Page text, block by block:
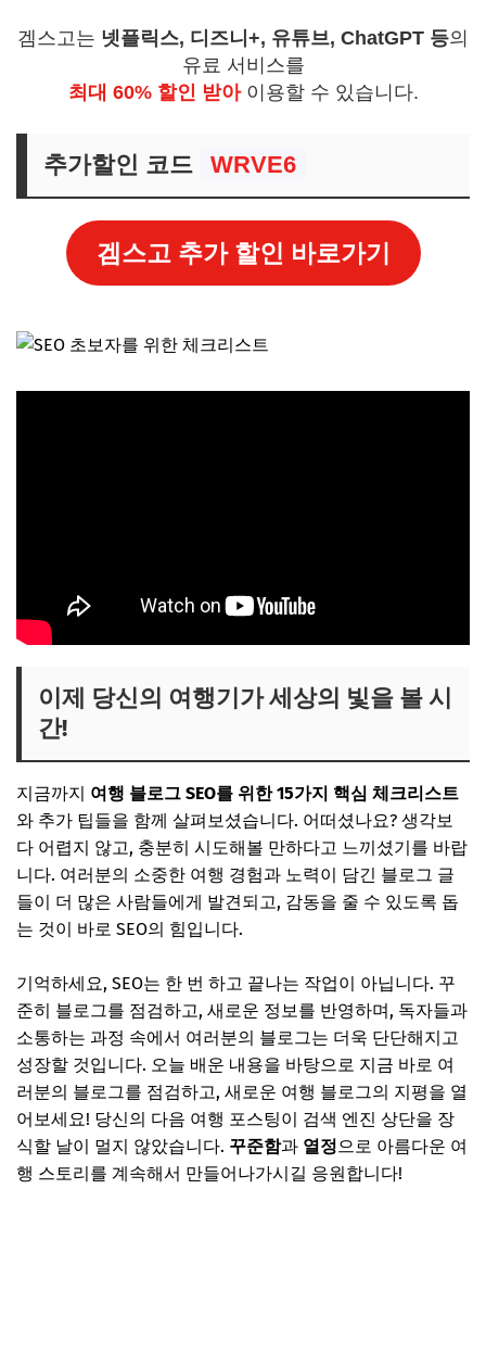
겜스고는 넷플릭스, 디즈니+, 유튜브, ChatGPT 등의
유료 서비스를
최대 60% 할인 받아이용할 수 있습니다.
추가할인 코드 WRVE6
겜스고 추가 할인 바로가기
이제 당신의 여행기가 세상의 빛을 볼 시
간!
지금까지 여행 블로그 SEO를 위한 15가지 핵심 체크리스트
와 추가 팁들을 함께 살펴보셨습니다. 어떠셨나요? 생각보
다 어렵지 않고, 충분히 시도해볼 만하다고 느끼셨기를 바랍
니다. 여러분의 소중한 여행 경험과 노력이 담긴 블로그 글
들이 더 많은 사람들에게 발견되고, 감동을 줄 수 있도록 돕
는 것이 바로 SEO의 힘입니다.
기억하세요, SEO는 한 번 하고 끝나는 작업이 아닙니다. 꾸
준히 블로그를 점검하고, 새로운 정보를 반영하며, 독자들과
소통하는 과정 속에서 여러분의 블로그는 더욱 단단해지고
성장할 것입니다. 오늘 배운 내용을 바탕으로 지금 바로 여
러분의 블로그를 점검하고, 새로운 여행 블로그의 지평을 열
어보세요! 당신의 다음 여행 포스팅이 검색 엔진 상단을 장
식할 날이 멀지 않았습니다. 꾸준함과 열정으로 아름다운 여
행 스토리를 계속해서 만들어나가시길 응원합니다!